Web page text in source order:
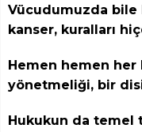
Vücudumuzda bile
kanser, kuralları
Hemen hemen
yönetmeliği, bir
Hukukun da temel